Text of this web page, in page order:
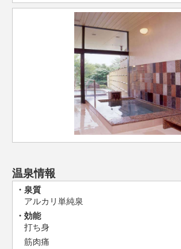
温泉情報
泉質
アルカリ単純泉
効能
打ち身
筋肉痛